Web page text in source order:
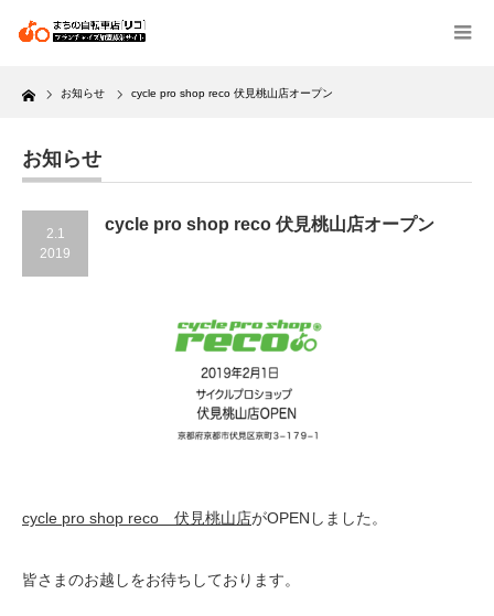
Home お知らせ cycle pro shop reco 伏見桃山店オープン
お知らせ
2.1
2019
cycle pro shop reco 伏見桃山店オープン
cycle pro shop reco 伏見桃山店がOPENしました。
皆さまのお越しをお待ちしております。